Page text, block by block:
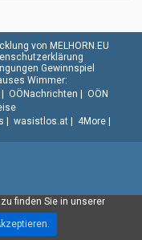
finden Sie in unserer
von MELHORN.EU
Gewinnspiel
Wimmer:
OÖNachrichten
OÖN
wasistlos.at| 4More|